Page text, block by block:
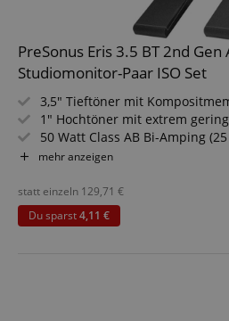
PreSonus Eris 3.5 BT 2nd Gen
Studiomonitor-Paar ISO Set
3,5" Tieftöner mit
1" Hochtöner mit extrem
50 Watt Class AB Bi-Amping
Bluetooth 5.0
Optimierte, Resonanzen
TRS-Klinken (L/R, symmetrisch),
Stereoklinke
Integrierter
mehr anzeigen
statt einzeln 129,71 €
Du sparst4,11 €